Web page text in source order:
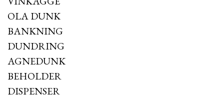
OLA DUNK
BANKNING
DUNDRING
AGNEDUNK
BEHOLDER
DISPENSER